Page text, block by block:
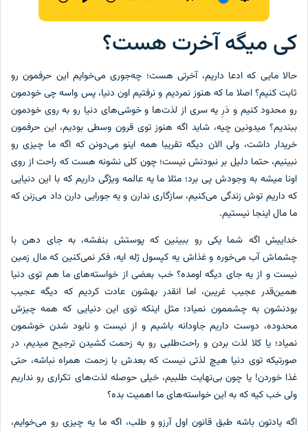
کی میگه آخرت هست؟
حالا مایی که ادعا داریم، آخرتی هست؛ چه‌جوری می‌خوایم این حرفمون رو
ثابت کنیم؟ اصلا ما که هنوز نمردیم و نرفتیم اون دنیا، پس واسه چی خودمون
رو محدود کنیم و دَرِ یه سری از لذت‌‌ها و خوشی‌های دنیا رو به روی خودمون
ببندیم؟ میدونین چیه، شاید اگه هنوز توی قرون وسطی بودیم، این حرفمون
خریدار داشت، ولی الان دیگه تقریبا همه اینو می‌دونن که اگه ما چیزی رو
نبینیم، حتما دلیل بر نبودنش نیست؛ چون کلی نشونه هست که راحت از روی
اونا میشه به وجودش پی برد؛ مثلا ما یه عالمه ویژگی داریم که با این دنیایی
که داریم توش زندگی می‌کنیم، سازگاری ندارن و یه جورایی دارن داد می‌زنن که
ما مال اینجا نیستیم.
خداییش اگه شما یکی رو ببینین که پوستش بنفشه، به جای دهن با
چشماش آب می‌خوره و غذاش یه کپسول ژله ‌ایه، فکر نمی‌کنین که مال زمین
نیست و از یه جای دیگه اومده؟ خب بعضی از خواسته‌های ما هم توی دنیا
همین‌قدر عجیب غریبن، اما انقدر بهشون عادت کردیم که دیگه عجیب
بودنشون به چشممون نمیاد؛ مثل اینکه توی این دنیایی که همه چیزش
محدوده، دوست داریم جاودانه باشیم و از نیست و نابود شدن خوشمون
نمیاد؛ یا کلا لذت بردن و راحت‌طلبی رو به زحمت کشیدن ترجیح میدیم، در
صورتیکه توی دنیا هیچ لذتی نیست که بعدش با زحمت همراه نباشه، حتی
غذا خوردن! یا چون بی‌نهایت طلبیم، خیلی حوصله لذت‌های تکراری رو نداریم
ولی خب کیه که به این خواسته‌های ما اهمیت بده؟
اگه یادتون باشه طبق قانون‌ اول آرزو و طلب، اگه ما یه چیزی رو می‌خوایم،